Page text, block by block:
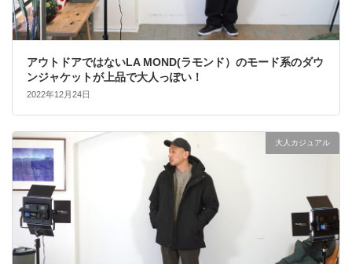
アウトドアではないLA MOND(ラモンド）のモード系のダウ
ンジャケットが上品で大人っぽい！
2022年12月24日
大人カジュアル